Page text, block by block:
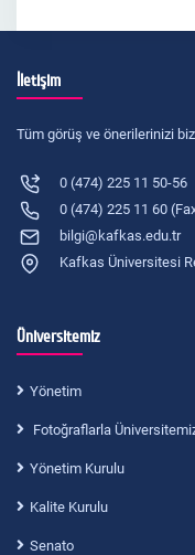
İletişim
Tüm görüş ve önerilerinizi
0 (474) 225 11 50-56
0 (474) 225 11 60
bilgi@kafkas.edu.tr
Kafkas Üniversitesi
Üniversitemiz
Yönetim
Fotoğraflarla
Yönetim Kurulu
Kalite Kurulu
Senato